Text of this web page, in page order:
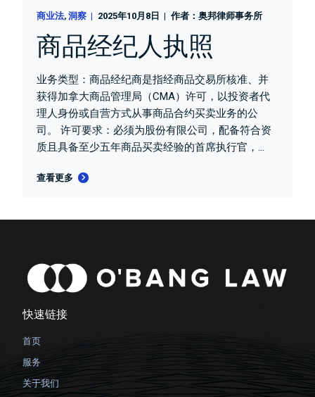
商业法 洞察 2025年10月8日 作者：奥邦律师事务所
商品经纪人执照
业务类型：商品经纪商是指经商品交易所核准、并
获得加拿大商品管理局（CMA）许可，以投资者代
理人身份或自营方式从事商品合约买卖业务的公
司。 许可要求：必须为股份有限公司，配备符合资
质且具备至少五年商品买卖经验的首席执行官，...
查看更多
快速链接
首页
服务
关于我们